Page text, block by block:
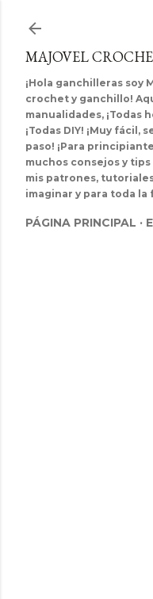
MAJOVEL
¡Hola ganchilleras soy
crochet y ganchillo!
manualidades, ¡Todas
¡Todas DIY! ¡Muy fácil,
paso! ¡Para
muchos consejos y
mis patrones,
imaginar y para toda la
PÁGINA PRINCIPAL